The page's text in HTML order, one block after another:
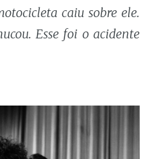
caiu sobre ele.
Esse foi o acidente